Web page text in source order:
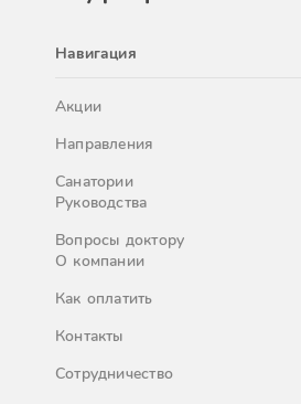
Навигация
Акции
Направления
Санатории
Руководства
Вопросы доктору
О компании
Как оплатить
Контакты
Сотрудничество